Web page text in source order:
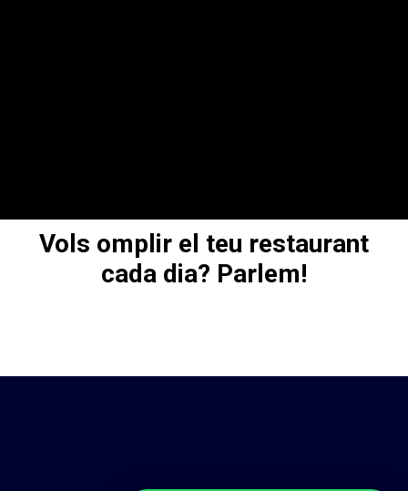
Vols omplir el teu restaurant
cada dia? Parlem!